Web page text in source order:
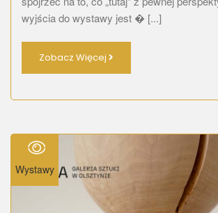
wyjścia do wystawy jest � [...]
Zobacz Więcej
Wystawy